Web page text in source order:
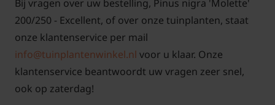
Bij vragen over uw bestelling, Pinus nigra 'Molette'
200/250 - Excellent, of over onze tuinplanten, staat
onze klantenservice per mail
info@tuinplantenwinkel.nl voor u klaar. Onze
klantenservice beantwoordt uw vragen zeer snel,
ook op zaterdag!